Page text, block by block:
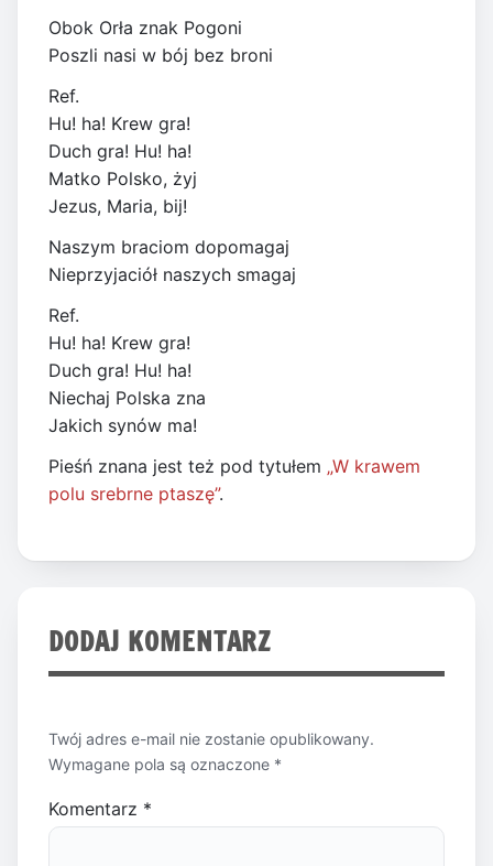
Obok Orła znak Pogoni
Poszli nasi w bój bez broni
Ref.
Hu! ha! Krew gra!
Duch gra! Hu! ha!
Matko Polsko, żyj
Jezus, Maria, bij!
Naszym braciom dopomagaj
Nieprzyjaciół naszych smagaj
Ref.
Hu! ha! Krew gra!
Duch gra! Hu! ha!
Niechaj Polska zna
Jakich synów ma!
Pieśń znana jest też pod tytułem „W krawem
polu srebrne ptaszę”.
DODAJ KOMENTARZ
Twój adres e-mail nie zostanie opublikowany.
Wymagane pola są oznaczone *
Komentarz *